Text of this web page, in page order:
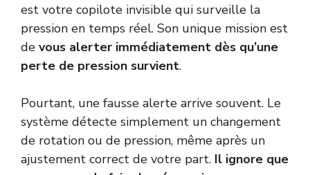
est votre copilote invisible qui surveille la
pression en temps réel. Son unique mission est
de vous alerter immédiatement dès qu’une
perte de pression survient.
Pourtant, une fausse alerte arrive souvent. Le
système détecte simplement un changement
de rotation ou de pression, même après un
ajustement correct de votre part. Il ignore que